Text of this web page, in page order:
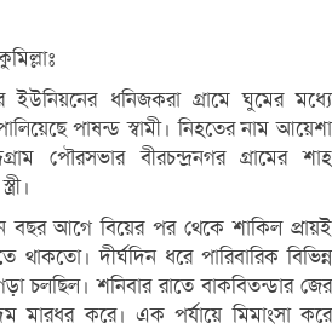
ইউনিয়নের ধনিজকরা গ্রামে ঘুমের মধ্যে
পাষন্ড স্বামী। নিহতের নাম আয়েশা
পৌরসভার বীরচন্দ্রনগর গ্রামের শাহ
বছর আগে বিয়ের পর থেকে শাকিল প্রায়ই
থাকতো। দীর্ঘদিন ধরে পারিবারিক বিভিন্ন
চলছিল। শনিবার রাতে বাকবিতন্ডার জের
মারধর করে। এক পর্যায়ে মিমাংসা করে